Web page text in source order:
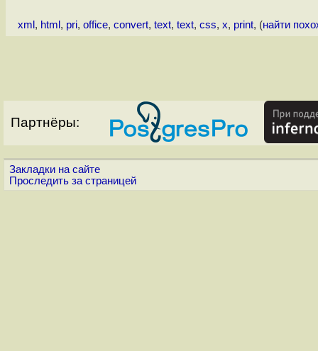
xml , html , pri, office, convert, text, text, css, x, print, (найти
Партнёры:
Закладки на сайте
Проследить за страницей